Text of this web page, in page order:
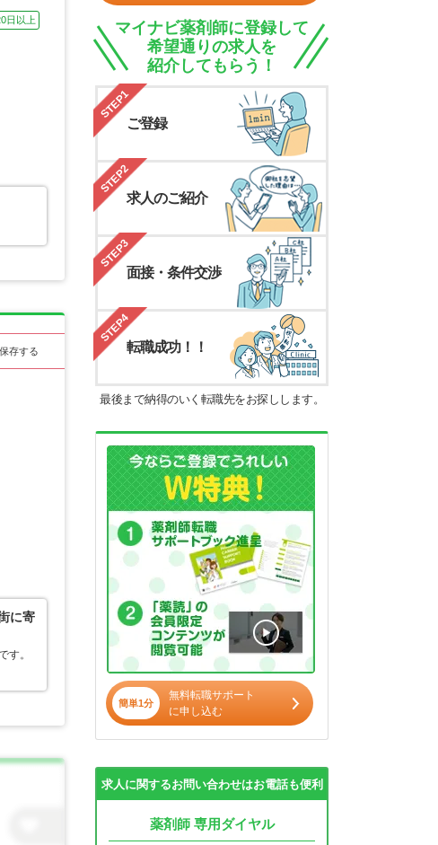
日以上
存する
に寄
す。
マイナビ薬剤師に登録して
希望通りの求人を
紹介してもらう！
STEP1
ご登録
STEP2
求人のご紹介
STEP3
面接・条件交渉
STEP4
転職成功！！
最後まで納得のいく転職先をお探しします。
簡単1分
無料転職サポート
に申し込む
求人に関するお問い合わせはお電話も便利
薬剤師 専用ダイヤル